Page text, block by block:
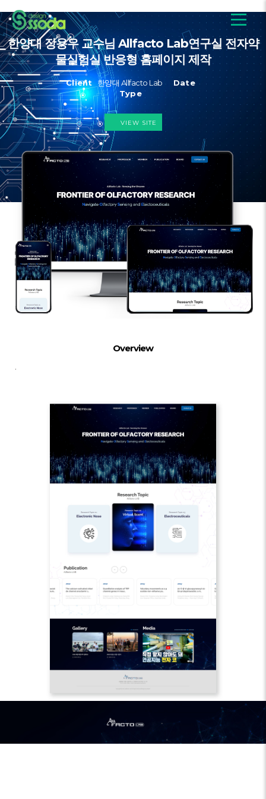
한양대 장용우 교수님 Allfacto Lab연구실 전자약
물실험실 반응형 홈페이지 제작
Client 한양대 Allfacto Lab
Date
Type
VIEW SITE
Overview
.